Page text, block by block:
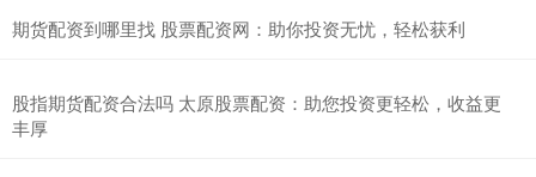
期货配资到哪里找 股票配资网：助你投资无忧，轻松获利
股指期货配资合法吗 太原股票配资：助您投资更轻松，收益更
丰厚